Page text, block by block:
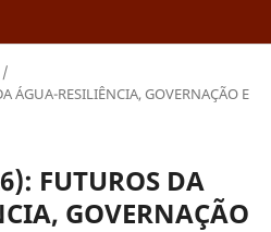
/
ÁGUA-RESILIÊNCIA, GOVERNAÇÃO E
FUTUROS DA
GOVERNAÇÃO